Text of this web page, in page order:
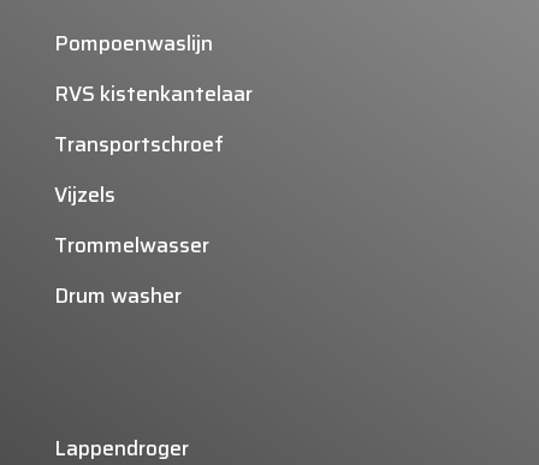
Pompoenwaslijn
RVS kistenkantelaar
Transportschroef
Vijzels
Trommelwasser
Drum washer
Lappendroger